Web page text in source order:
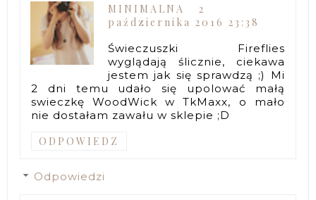
MINIMALNA
2
października 2016 23:38
Świeczuszki Fireflies
wyglądają ślicznie, ciekawa
jestem jak się sprawdzą ;) Mi
2 dni temu udało się upolować małą
swieczkę WoodWick w TkMaxx, o mało
nie dostałam zawału w sklepie ;D
ODPOWIEDZ
Odpowiedzi